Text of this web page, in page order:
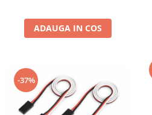
ADAUGA IN COS
-37%